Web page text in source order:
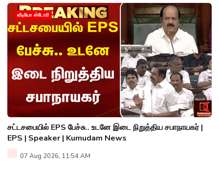
வீடியோ ஸ்டோரி
சட்டசபையில் EPS பேச்சு.. உடனே இடை நிறுத்திய சபாநாயகர் |
EPS | Speaker | Kumudam News
07 Aug 2026, 11:54 AM